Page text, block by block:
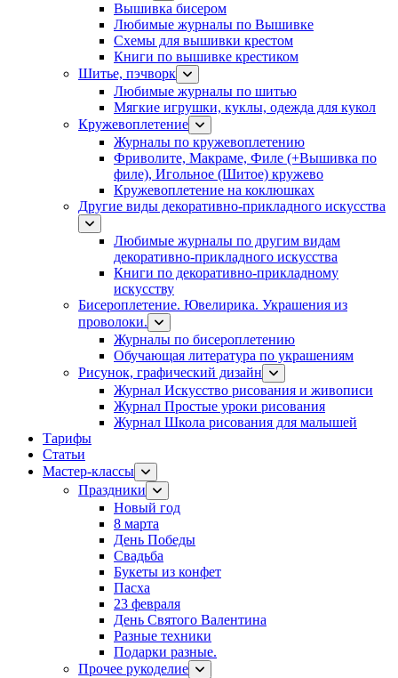
Вышивка бисером
Любимые журналы по Вышивке
Схемы для вышивки крестом
Книги по вышивке крестиком
Шитье, пэчворк
Любимые журналы по шитью
Мягкие игрушки, куклы, одежда для кукол
Кружевоплетение
Журналы по кружевоплетению
Фриволите, Макраме, Филе (+Вышивка по
филе), Игольное (Шитое) кружево
Кружевоплетение на коклюшках
Другие виды декоративно-прикладного искусства
Любимые журналы по другим видам
декоративно-прикладного искусства
Книги по декоративно-прикладному
искусству
Бисероплетение. Ювелирика. Украшения из
проволоки.
Журналы по бисероплетению
Обучающая литература по украшениям
Рисунок, графический дизайн
Журнал Искусство рисования и живописи
Журнал Простые уроки рисования
Журнал Школа рисования для малышей
Тарифы
Статьи
Мастер-классы
Праздники
Новый год
8 марта
День Победы
Свадьба
Букеты из конфет
Пасха
23 февраля
День Святого Валентина
Разные техники
Подарки разные.
Прочее рукоделие